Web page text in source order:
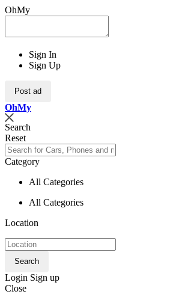
OhMy
Sign In
Sign Up
Post ad
OhMy
Search
Reset
Category
All Categories
All Categories
Location
Search
Login Sign up
Close